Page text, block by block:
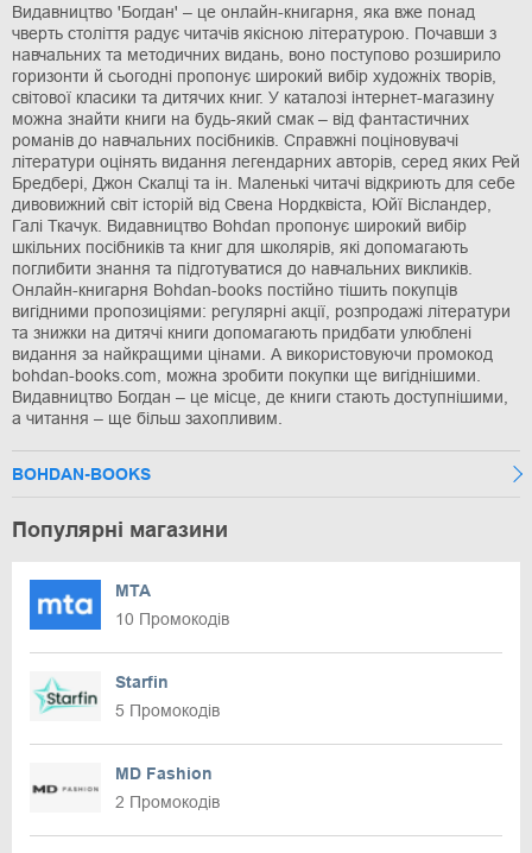
Видавництво 'Богдан' – це онлайн-книгарня, яка вже понад
чверть століття радує читачів якісною літературою. Почавши з
навчальних та методичних видань, воно поступово розширило
горизонти й сьогодні пропонує широкий вибір художніх творів,
світової класики та дитячих книг. У каталозі інтернет-магазину
можна знайти книги на будь-який смак – від фантастичних
романів до навчальних посібників. Справжні поціновувачі
літератури оцінять видання легендарних авторів, серед яких Рей
Бредбері, Джон Скалці та ін. Маленькі читачі відкриють для себе
дивовижний світ історій від Свена Нордквіста, Юйї Вісландер,
Галі Ткачук. Видавництво Bohdan пропонує широкий вибір
шкільних посібників та книг для школярів, які допомагають
поглибити знання та підготуватися до навчальних викликів.
Онлайн-книгарня Bohdan-books постійно тішить покупців
вигідними пропозиціями: регулярні акції, розпродажі літератури
та знижки на дитячі книги допомагають придбати улюблені
видання за найкращими цінами. А використовуючи промокод
bohdan-books.com, можна зробити покупки ще вигіднішими.
Видавництво Богдан – це місце, де книги стають доступнішими,
а читання – ще більш захопливим.
BOHDAN-BOOKS
Популярні магазини
MTA
10 Промокодів
Starfin
5 Промокодів
MD Fashion
2 Промокодів